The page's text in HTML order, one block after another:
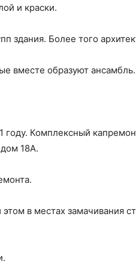
и краски.
здания. Более того
вместе образуют ансамбль.
Комплексный
18А.
в местах замачивания